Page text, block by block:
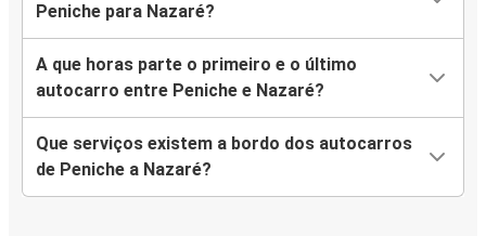
Peniche para Nazaré?
A que horas parte o primeiro e o último
autocarro entre Peniche e Nazaré?
Que serviços existem a bordo dos autocarros
de Peniche a Nazaré?